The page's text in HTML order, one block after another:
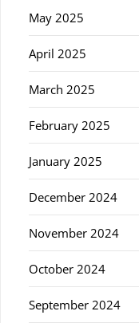
May 2025
April 2025
March 2025
February 2025
January 2025
December 2024
November 2024
October 2024
September 2024